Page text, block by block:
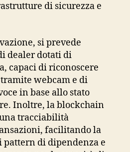
di sicurezza e
si prevede
dealer dotati di
capaci di riconoscere
webcam e di
in base allo stato
Inoltre, la blockchain
tracciabilità
facilitando la
di dipendenza e